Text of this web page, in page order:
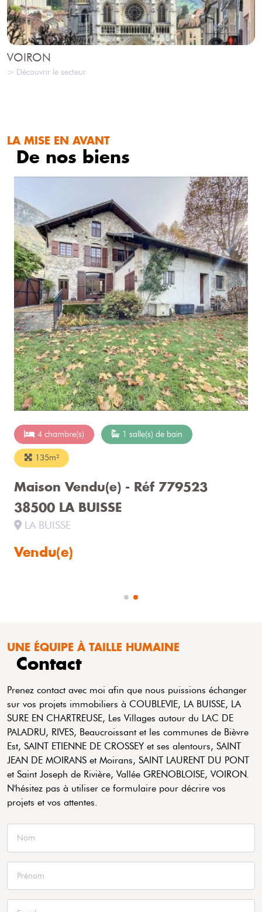
VOIRON
> Découvrir le secteur
LA MISE EN AVANT
De nos biens
4 chambre(s) 1 salle(s) de bain
135m²
Maison Vendu(e) - Réf 779523
38500 LA BUISSE
LA BUISSE
Vendu(e)
UNE ÉQUIPE À TAILLE HUMAINE
Contact
Prenez contact avec moi afin que nous puissions échanger
sur vos projets immobiliers à COUBLEVIE, LA BUISSE, LA
SURE EN CHARTREUSE, Les Villages autour du LAC DE
PALADRU, RIVES, Beaucroissant et les communes de Bièvre
Est, SAINT ETIENNE DE CROSSEY et ses alentours, SAINT
JEAN DE MOIRANS et Moirans, SAINT LAURENT DU PONT
et Saint Joseph de Rivière, Vallée GRENOBLOISE, VOIRON.
N'hésitez pas à utiliser ce formulaire pour décrire vos
projets et vos attentes.